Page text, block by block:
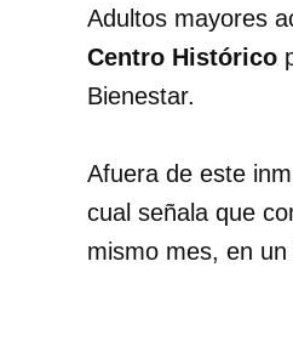
Adultos mayores
Centro Histórico
Bienestar.
Afuera de este
cual señala que
mismo mes, en